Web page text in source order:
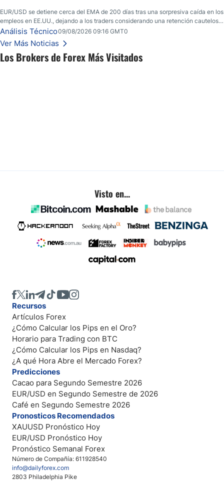
Los Brokers de Forex Más Visitados
EUR/USD se detiene cerca del EMA de 200 días tras una sorpresiva caída en los
empleos en EE.UU., dejando a los traders considerando una retención cautelosa
ante un fin de semana incierto.
Análisis Técnico09/08/2026 09:16 GMT0
Ver Más Noticias
Visto en...
Número de Compañía: 611928540
info@dailyforex.com
2803 Philadelphia Pike
Recursos
Artículos Forex
¿Cómo Calcular los Pips en el Oro?
Horario para Trading con BTC
¿Cómo Calcular los Pips en Nasdaq?
¿A qué Hora Abre el Mercado Forex?
Predicciones
Cacao para Segundo Semestre 2026
EUR/USD en Segundo Semestre de 2026
Café en Segundo Semestre 2026
Pronosticos Recomendados
XAUUSD Pronóstico Hoy
EUR/USD Pronóstico Hoy
Pronóstico Semanal Forex